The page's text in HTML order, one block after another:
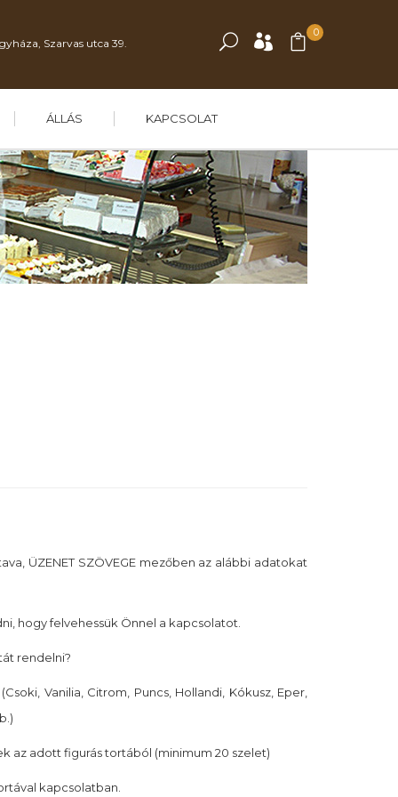
Szarvas utca 39.
0
ÁLLÁS KAPCSOLAT
ÜZENET SZÖVEGE mezőben az alábbi adatokat
hogy felvehessük Önnel a kapcsolatot.
rendelni?
Vanilia, Citrom, Puncs, Hollandi, Kókusz, Eper,
az adott figurás tortából (minimum 20 szelet)
kapcsolatban.